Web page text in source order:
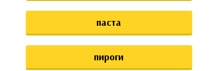
паста
пироги